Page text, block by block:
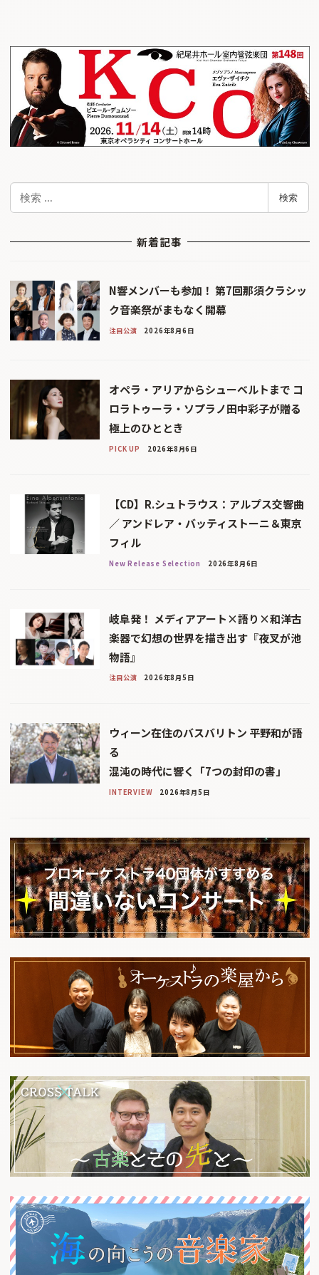
検
検索
新着記事
N響メンバーも参加！ 第7回那須クラシッ
ク音楽祭がまもなく開幕
注目公演 2026年8月6日
オペラ・アリアからシューベルトまで コ
ロラトゥーラ・ソプラノ田中彩子が贈る
極上のひととき
PICK UP 2026年8月6日
【CD】R.シュトラウス：アルプス交響曲
／ アンドレア・バッティストーニ＆東京
フィル
New Release Selection 2026年8月6日
岐阜発！ メディアアート×語り×和洋古
楽器で幻想の世界を描き出す『夜叉が池
物語』
注目公演 2026年8月5日
ウィーン在住のバスバリトン 平野和が語
る
混沌の時代に響く「7つの封印の書」
INTERVIEW 2026年8月5日